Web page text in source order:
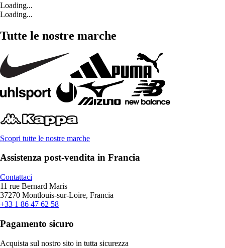
Loading...
Loading...
Tutte le nostre marche
Scopri tutte le nostre marche
Assistenza post-vendita in Francia
Contattaci
11 rue Bernard Maris
37270 Montlouis-sur-Loire, Francia
+33 1 86 47 62 58
Pagamento sicuro
Acquista sul nostro sito in tutta sicurezza